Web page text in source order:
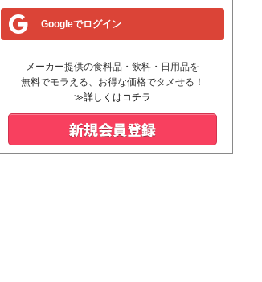
Googleでログイン
メーカー提供の食料品・飲料・日用品を
無料でモラえる、お得な価格でタメせる！
≫詳しくはコチラ